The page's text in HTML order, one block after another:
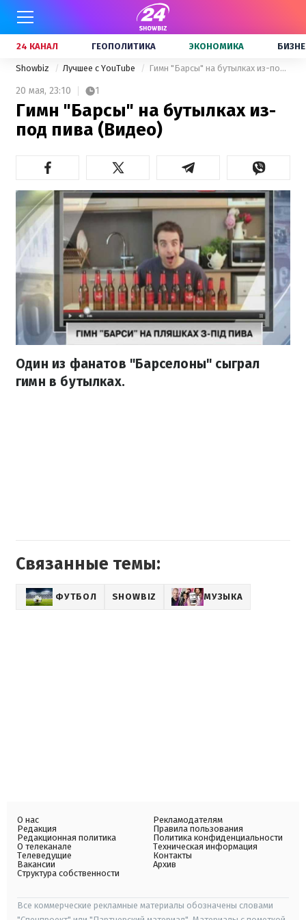
24 КАНАЛ ГЕОПОЛИТИКА ЭКОНОМИКА
Showbiz Лучшее с YouTube Гимн "Барсы" на бутылках из-под пива (Видео)
20 мая, 23:10 1
Гимн "Барсы" на бутылках из-
под пива (Видео)
Один из фанатов "Барселоны" сыграл
гимн в бутылках.
Связанные темы:
ФУТБОЛ SHOWBIZ МУЗЫКА
О нас
Редакция
Редакционная политика
О телеканале
Телеведущие
Вакансии
Структура собственности
Рекламодателям
Правила пользования
Политика конфиденциальности
Техническая информация
Контакты
Архив
Все коммерческие рекламные материалы обозначены словами